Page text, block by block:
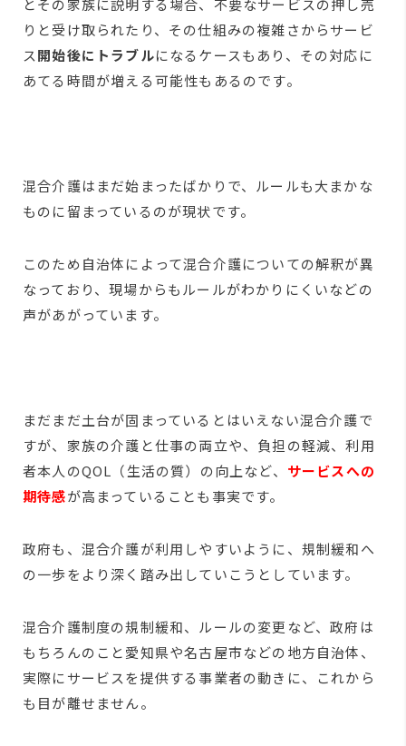
とその家族に説明する場合、不要なサービスの押し売
りと受け取られたり、その仕組みの複雑さからサービ
ス開始後にトラブルになるケースもあり、その対応に
あてる時間が増える可能性もあるのです。
混合介護はまだ始まったばかりで、ルールも大まかな
ものに留まっているのが現状です。
このため自治体によって混合介護についての解釈が異
なっており、現場からもルールがわかりにくいなどの
声があがっています。
まだまだ土台が固まっているとはいえない混合介護で
すが、家族の介護と仕事の両立や、負担の軽減、利用
者本人のQOL（生活の質）の向上など、 サービスへの
期待感が高まっていることも事実です。
政府も、混合介護が利用しやすいように、規制緩和へ
の一歩をより深く踏み出していこうとしています。
混合介護制度の規制緩和、ルールの変更など、政府は
もちろんのこと愛知県や名古屋市などの地方自治体、
実際にサービスを提供する事業者の動きに、これから
も目が離せません。